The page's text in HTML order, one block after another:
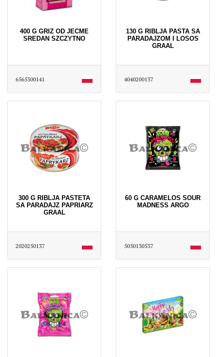
400 G GRIZ OD JECME
SREDAN SZCZYTNO
6565300141
130 G RIBLJA PASTA SA
PARADAJZOM I LOSOS
GRAAL
4040200137
300 G RIBLJA PASTETA
SA PARADAJZ PAPRIARZ
GRAAL
2020250137
60 G CARAMELOS SOUR
MADNESS ARGO
5050130537